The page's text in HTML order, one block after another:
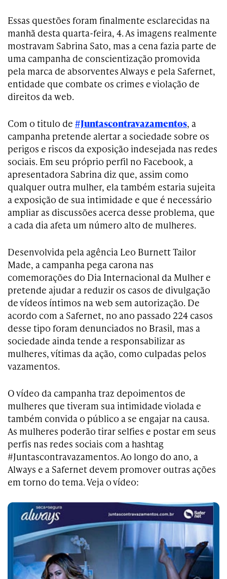
Essas questões foram finalmente esclarecidas na
manhã desta quarta-feira, 4. As imagens realmente
mostravam Sabrina Sato, mas a cena fazia parte de
uma campanha de conscientização promovida
pela marca de absorventes Always e pela Safernet,
entidade que combate os crimes e violação de
direitos da web.
Com o titulo de #Juntascontravazamentos, a
campanha pretende alertar a sociedade sobre os
perigos e riscos da exposição indesejada nas redes
sociais. Em seu próprio perfil no Facebook, a
apresentadora Sabrina diz que, assim como
qualquer outra mulher, ela também estaria sujeita
a exposição de sua intimidade e que é necessário
ampliar as discussões acerca desse problema, que
a cada dia afeta um número alto de mulheres.
Desenvolvida pela agência Leo Burnett Tailor
Made, a campanha pega carona nas
comemorações do Dia Internacional da Mulher e
pretende ajudar a reduzir os casos de divulgação
de vídeos íntimos na web sem autorização. De
acordo com a Safernet, no ano passado 224 casos
desse tipo foram denunciados no Brasil, mas a
sociedade ainda tende a responsabilizar as
mulheres, vítimas da ação, como culpadas pelos
vazamentos.
O vídeo da campanha traz depoimentos de
mulheres que tiveram sua intimidade violada e
também convida o público a se engajar na causa.
As mulheres poderão tirar selfies e postar em seus
perfis nas redes sociais com a hashtag
#Juntascontravazamentos. Ao longo do ano, a
Always e a Safernet devem promover outras ações
em torno do tema. Veja o vídeo: